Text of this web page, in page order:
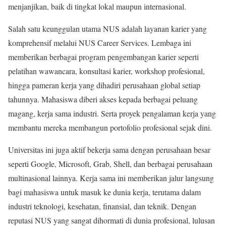
menjanjikan, baik di tingkat lokal maupun internasional.
Salah satu keunggulan utama NUS adalah layanan karier yang
komprehensif melalui NUS Career Services. Lembaga ini
memberikan berbagai program pengembangan karier seperti
pelatihan wawancara, konsultasi karier, workshop profesional,
hingga pameran kerja yang dihadiri perusahaan global setiap
tahunnya. Mahasiswa diberi akses kepada berbagai peluang
magang, kerja sama industri. Serta proyek pengalaman kerja yang
membantu mereka membangun portofolio profesional sejak dini.
Universitas ini juga aktif bekerja sama dengan perusahaan besar
seperti Google, Microsoft, Grab, Shell, dan berbagai perusahaan
multinasional lainnya. Kerja sama ini memberikan jalur langsung
bagi mahasiswa untuk masuk ke dunia kerja, terutama dalam
industri teknologi, kesehatan, finansial, dan teknik. Dengan
reputasi NUS yang sangat dihormati di dunia profesional, lulusan